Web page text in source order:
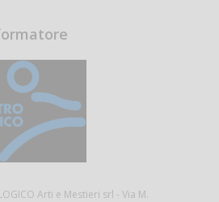
Arti e Mestieri srl - Via M.